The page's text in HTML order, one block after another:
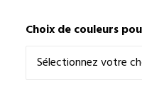
des
pour
faire
Choix de couleurs